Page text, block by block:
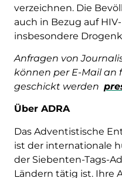
verzeichnen. Die
auch in Bezug auf
insbesondere
Anfragen von
können per E-Mail an
geschickt werden
Über ADRA
Das Adventistische
ist der internationale
der Siebenten-Tags-
Ländern tätig ist. Ihre